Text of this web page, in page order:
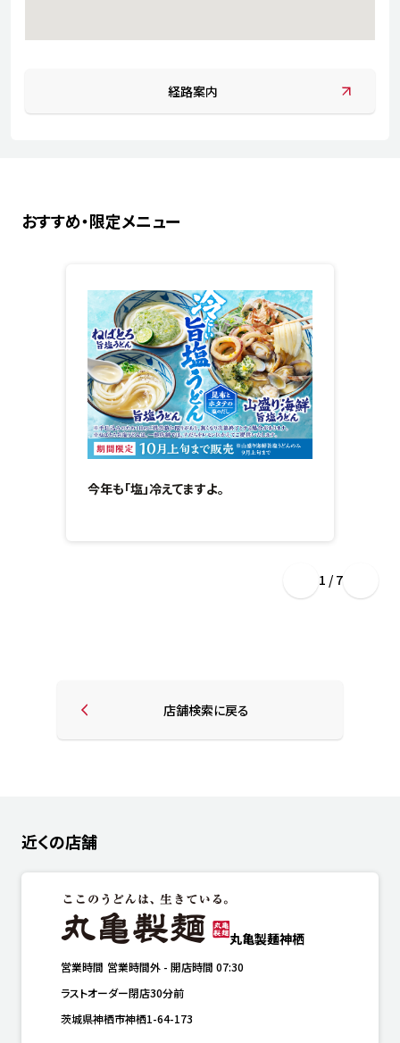
経路案内
おすすめ・限定メニュー
今年も「塩」冷えてますよ。
1 / 7
店舗検索に戻る
近くの店舗
丸亀製麺神栖
営業時間 営業時間外 - 開店時間 07:30
ラストオーダー閉店30分前
茨城県神栖市神栖1-64-173